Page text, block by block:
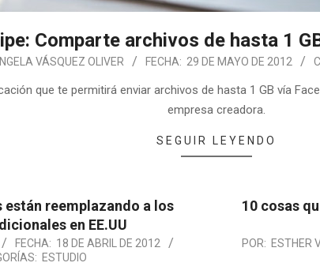
Comparte archivos de hasta 1
VÁSQUEZ OLIVER FECHA: 29 DE MAYO DE 2012
que te permitirá enviar archivos de hasta 1 GB vía
empresa creadora.
SEGUIR LEYENDO
están reemplazando a los
en EE.UU
FECHA: 18 DE ABRIL DE 2012
ESTUDIO
10 cosas
POR: ESTHER